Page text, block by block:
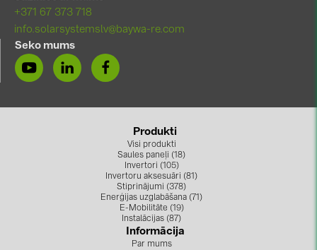
+371 67 373 718
info.solarsystemslv@baywa-re.com
Seko mums
Produkti
Visi produkti
Saules paneļi (18)
Invertori (105)
Invertoru aksesuāri (81)
Stiprinājumi (378)
Enerģijas uzglabāšana (71)
E-Mobilitāte (19)
Instalācijas (87)
Informācija
Par mums